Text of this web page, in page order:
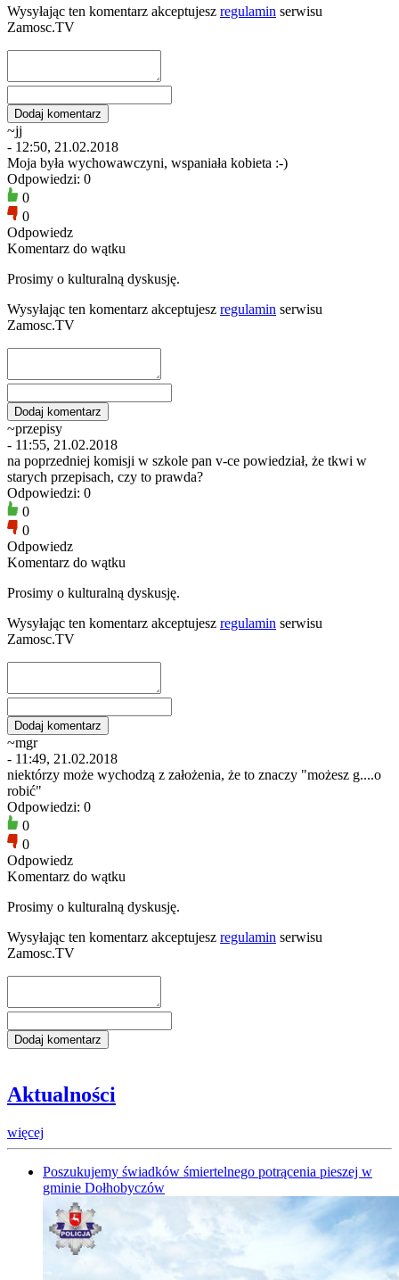
Wysyłając ten komentarz akceptujesz regulamin serwisu
Zamosc.TV
~jj
- 12:50, 21.02.2018
Moja była wychowawczyni, wspaniała kobieta :-)
Odpowiedzi: 0
0
0
Odpowiedz
Komentarz do wątku
Prosimy o kulturalną dyskusję.
Wysyłając ten komentarz akceptujesz regulamin serwisu
Zamosc.TV
~przepisy
- 11:55, 21.02.2018
na poprzedniej komisji w szkole pan v-ce powiedział, że tkwi w
starych przepisach, czy to prawda?
Odpowiedzi: 0
0
0
Odpowiedz
Komentarz do wątku
Prosimy o kulturalną dyskusję.
Wysyłając ten komentarz akceptujesz regulamin serwisu
Zamosc.TV
~mgr
- 11:49, 21.02.2018
niektórzy może wychodzą z założenia, że to znaczy "możesz g....o
robić"
Odpowiedzi: 0
0
0
Odpowiedz
Komentarz do wątku
Prosimy o kulturalną dyskusję.
Wysyłając ten komentarz akceptujesz regulamin serwisu
Zamosc.TV
Aktualności
więcej
Poszukujemy świadków śmiertelnego potrącenia pieszej w
gminie Dołhobyczów